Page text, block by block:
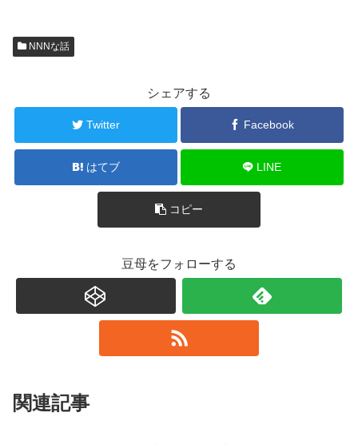
NNNな話
シェアする
Twitter Facebook
はてブ LINE
コピー
豆母をフォローする
関連記事